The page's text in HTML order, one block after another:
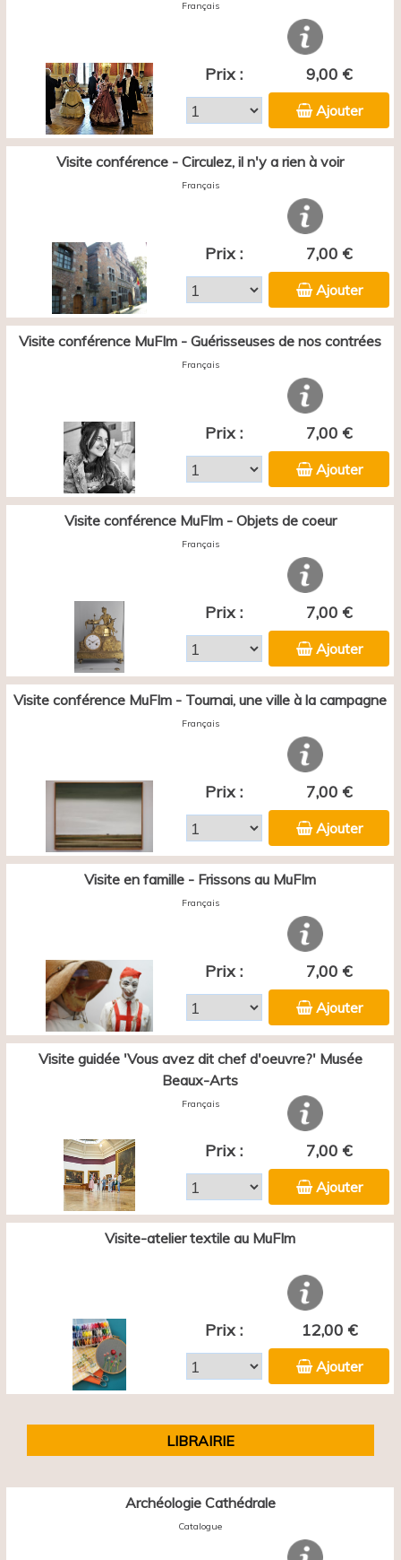
Français
Prix : 9,00 €
Ajouter
Visite conférence - Circulez, il n'y a rien à voir
Français
Prix : 7,00 €
Ajouter
Visite conférence MuFIm - Guérisseuses de nos contrées
Français
Prix : 7,00 €
Ajouter
Visite conférence MuFIm - Objets de coeur
Français
Prix : 7,00 €
Ajouter
Visite conférence MuFIm - Tournai, une ville à la campagne
Français
Prix : 7,00 €
Ajouter
Visite en famille - Frissons au MuFIm
Français
Prix : 7,00 €
Ajouter
Visite guidée 'Vous avez dit chef d'oeuvre?' Musée
Beaux-Arts
Français
Prix : 7,00 €
Ajouter
Visite-atelier textile au MuFIm
Prix : 12,00 €
Ajouter
LIBRAIRIE
Archéologie Cathédrale
Catalogue